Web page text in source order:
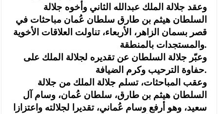
وعقد جلالة الملك عبدالله الثاني وأخوه جلالة
السلطان هيثم بن طارق سلطان عُمان مباحثات في
قصر بسمان الزاهر، الأربعاء، تناولت العلاقات الأخوية
والمستجدات بالمنطقة.
وعبّر جلالة السلطان عن تقديره لجلالة الملك على
حفاوة الترحيب وكرم الضيافة.
وعقب المباحثات، تسلم جلالة الملك من جلالة
السلطان هيثم بن طارق، سلطان عُمان، وسام آل
سعيد، وهو أرفع وسام عُماني، تقديرا لجلالته واعتزازا